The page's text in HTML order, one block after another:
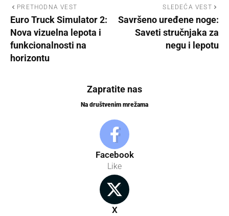
PRETHODNA VEST
Euro Truck Simulator 2:
Nova vizuelna lepota i
funkcionalnosti na
horizontu
SLEDEĆA VEST
Savršeno uređene noge:
Saveti stručnjaka za
negu i lepotu
Zapratite nas
Na društvenim mrežama
Facebook
Like
X